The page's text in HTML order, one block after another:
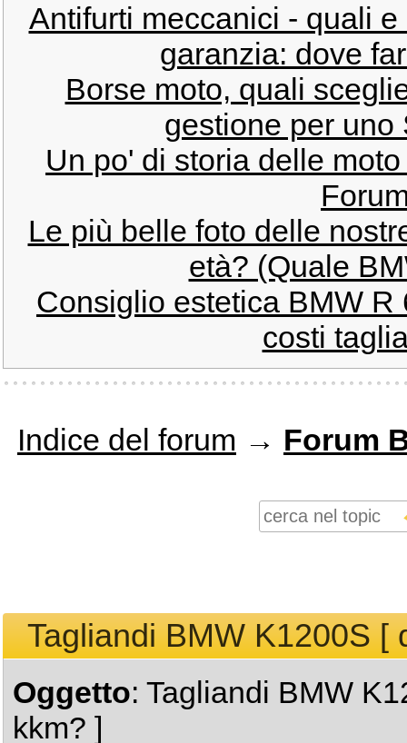
Antifurti meccanici - quali
garanzia: dove
Borse moto, quali
gestione per uno
Un po' di storia delle
Le più belle foto delle
età? (Quale
Consiglio estetica BMW R
costi
Indice del forum → Forum
Tagliandi BMW K1200S [
Oggetto: Tagliandi BMW
kkm? ]